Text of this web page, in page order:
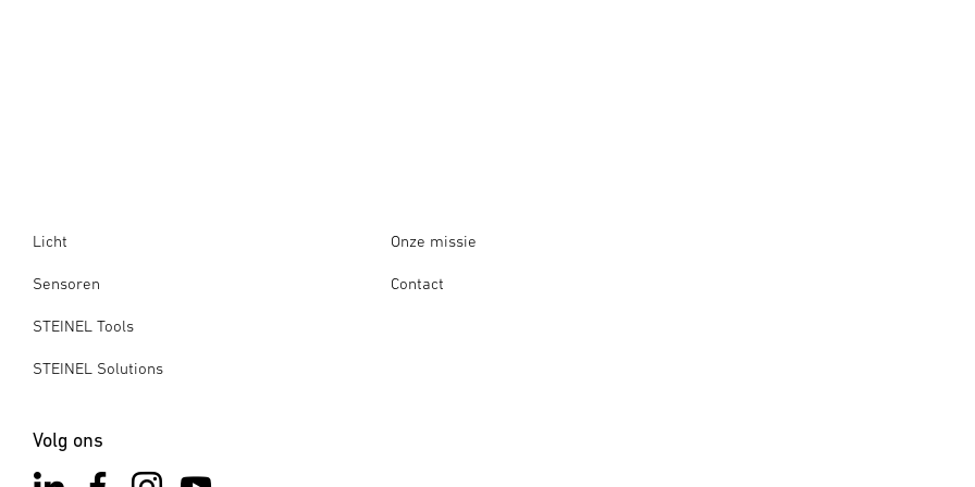
Licht
Sensoren
STEINEL Tools
STEINEL Solutions
Onze missie
Contact
Volg ons